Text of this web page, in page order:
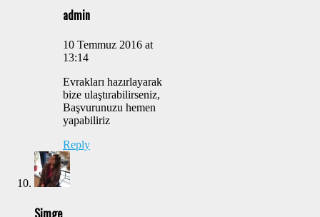
admin
10 Temmuz 2016 at
13:14
Evrakları hazırlayarak
bize ulaştırabilirseniz,
Başvurunuzu hemen
yapabiliriz
Reply